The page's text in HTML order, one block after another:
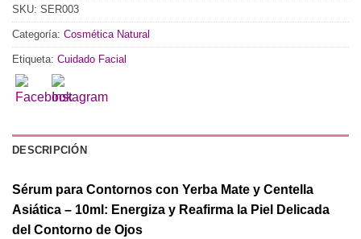
SKU: SER003
Categoría: Cosmética Natural
Etiqueta: Cuidado Facial
DESCRIPCIÓN
Sérum para Contornos con Yerba Mate y Centella
Asiática – 10ml: Energiza y Reafirma la Piel Delicada
del Contorno de Ojos